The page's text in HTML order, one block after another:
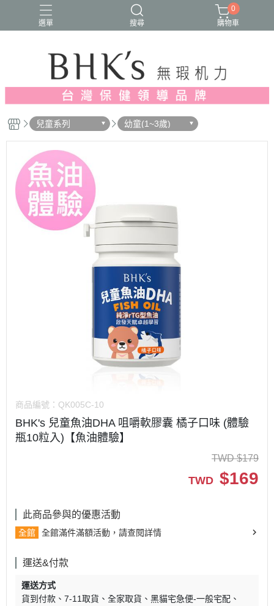
選單 搜尋
人氣推薦 多入優惠 日常維他命
漢方養生
蔓越莓/私密保養
0
購物車
兒童系列 幼童(1~3歲)
商品編號： QK005C-10
BHK's 兒童魚油DHA 咀嚼軟膠囊 橘子口味 (體驗
瓶10粒入)【魚油體驗】
TWD $179
TWD $169
此商品參與的優惠活動
全館 全館滿件滿額活動，請查閱詳情
運送&付款
運送方式
貨到付款
7-11取貨 全家取貨
黑貓宅急便-一般宅配